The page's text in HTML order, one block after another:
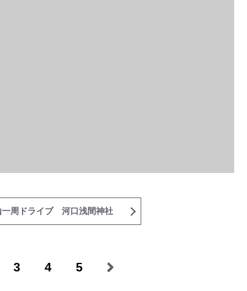
周ドライブ 河口浅間神社
3 4 5
日本人ハイカーのネパール
わたし、山小屋はじ